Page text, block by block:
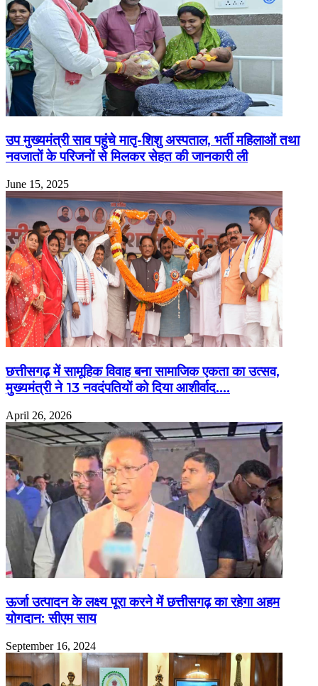
उप मुख्यमंत्री साव पहुंचे मातृ-शिशु अस्पताल, भर्ती महिलाओं तथा
नवजातों के परिजनों से मिलकर सेहत की जानकारी ली
June 15, 2025
छत्तीसगढ़ में सामूहिक विवाह बना सामाजिक एकता का उत्सव,
मुख्यमंत्री ने 13 नवदंपतियों को दिया आशीर्वाद….
April 26, 2026
ऊर्जा उत्पादन के लक्ष्य पूरा करने में छत्तीसगढ़ का रहेगा अहम
योगदान: सीएम साय
September 16, 2024